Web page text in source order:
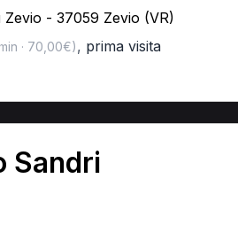
- 37059 Zevio (VR)
· 70,00€), prima visita
Sandri